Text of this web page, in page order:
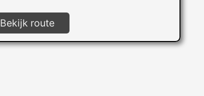
Bekijk route